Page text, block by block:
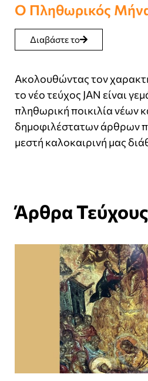
Ο Πληθωρικός
Διαβάστε το
Ακολουθώντας τον
το νέο τεύχος JAN είναι
πληθωρική ποικιλία νέων
δημοφιλέστατων άρθρων
μεστή καλοκαιρινή μας
Άρθρα Τεύχους